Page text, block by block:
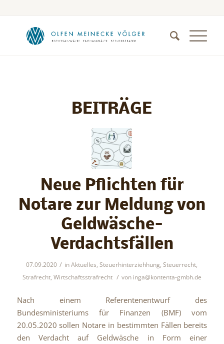
BEITRÄGE
Neue Pflichten für
Notare zur Meldung von
Geldwäsche-
Verdachtsfällen
07.09.2020 / inAktuelles,Steuerhinterziehhung,Steuerrecht,
Strafrecht, Wirtschaftsstrafrecht / von inga@kontenta-gmbh.de
Nach einem Referentenentwurf des
Bundesministeriums für Finanzen (BMF) vom
20.05.2020 sollen Notare in bestimmten Fällen bereits
den Verdacht auf Geldwäsche in Form einer